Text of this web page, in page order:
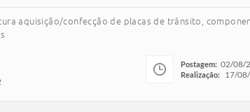
aquisição/confecção de placas de trânsito,
Postagem: 02/08/
Realização: 17/